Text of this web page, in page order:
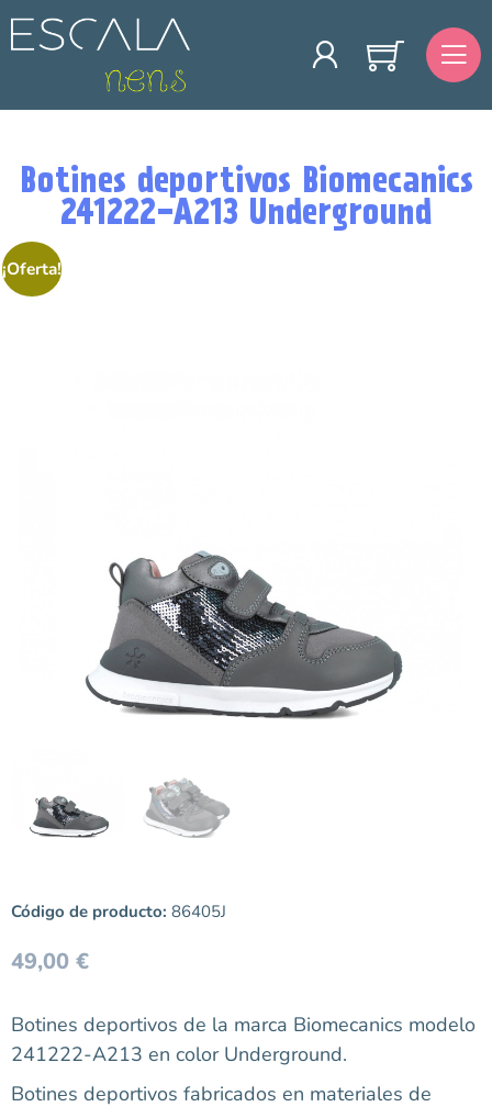
Botines deportivos Biomecanics
241222-A213 Underground
¡Oferta!
Código de producto: 86405J
49,00 €
Botines deportivos de la marca Biomecanics modelo
241222-A213 en color Underground.
Botines deportivos fabricados en materiales de